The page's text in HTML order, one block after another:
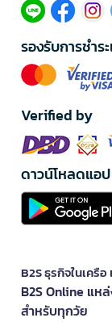
รองรับการชำร
Verified by
ดาวน์โหลดแอป
B2S ธุรกิจในเครื
B2S Online แห
สำหรับทุกวัย